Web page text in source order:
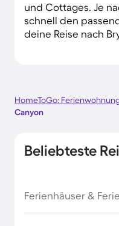
und Cottages. Je
schnell den
deine Reise nach
HomeToGo:
Canyon
Beliebteste
Ferienhäuser &